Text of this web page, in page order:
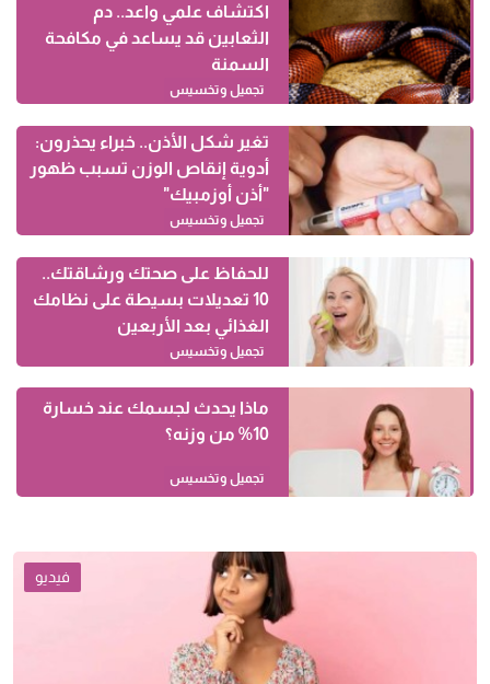
اكتشاف علمي واعد.. دم
الثعابين قد يساعد في مكافحة
السمنة
تجميل وتخسيس
تغير شكل الأذن.. خبراء يحذرون:
أدوية إنقاص الوزن تسبب ظهور
"أذن أوزمبيك"
تجميل وتخسيس
للحفاظ على صحتك ورشاقتك..
10 تعديلات بسيطة على نظامك
الغذائي بعد الأربعين
تجميل وتخسيس
ماذا يحدث لجسمك عند خسارة
10% من وزنه؟
تجميل وتخسيس
فيديو